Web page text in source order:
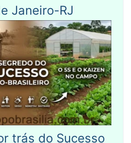
Janeiro-RJ
trás do Sucesso